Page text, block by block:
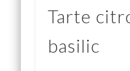
Tarte
basilic